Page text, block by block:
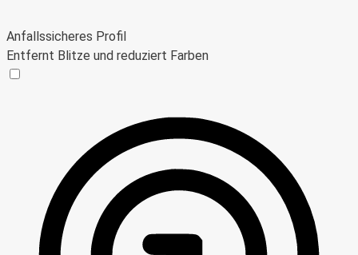
Anfallssicheres Profil
Entfernt Blitze und reduziert Farben